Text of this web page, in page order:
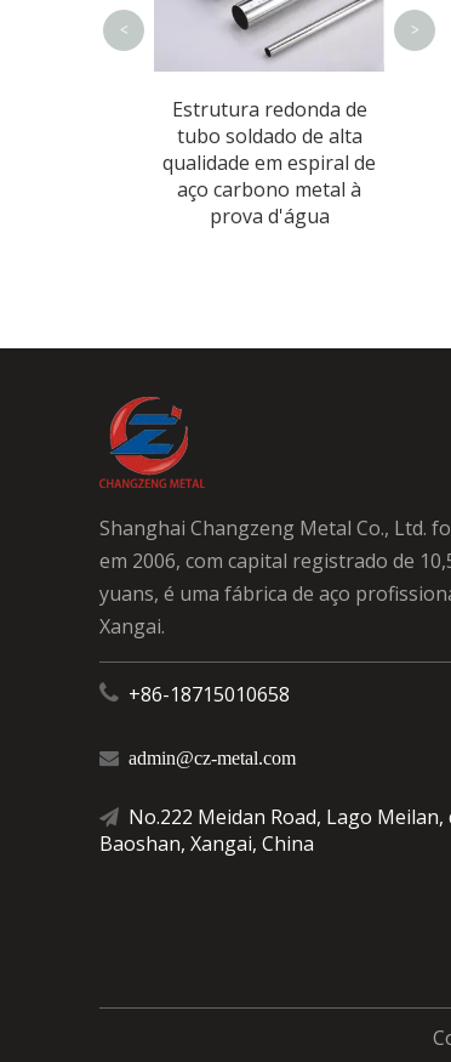
Estrutura redonda de
tubo soldado de alta
qualidade em espiral de
aço carbono metal à
prova d'água
< >
Shanghai Changzeng Metal Co., Ltd.
em 2006, com capital registrado de
yuans, é uma fábrica de aço
Xangai.
 +86-18715010658
 admin@cz-metal.com
 No.222 Meidan Road, Lago
Baoshan, Xangai, China